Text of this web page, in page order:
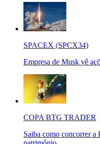
SPACEX (SPCX34)
Empresa de Musk vê
COPA BTG TRADER
Saiba como concorrer